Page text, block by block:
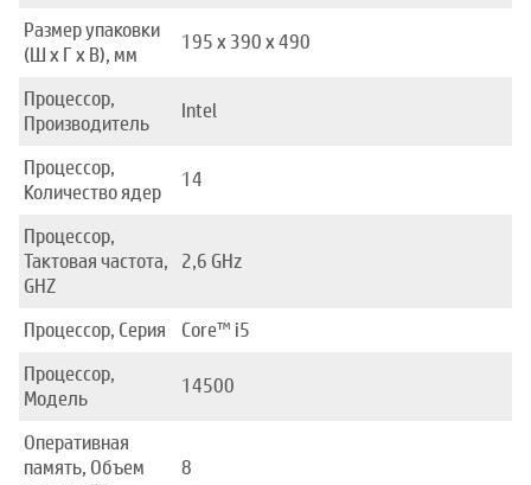
Размер упаковки
(Ш x Г x В), мм
195 x 390 x 490
Процессор,
Производитель
Intel
Процессор,
Количество ядер
14
Процессор,
Тактовая частота,
GHZ
2,6 GHz
Процессор, Серия
Core™ i5
Процессор,
Модель
14500
Оперативная
память, Объем
8